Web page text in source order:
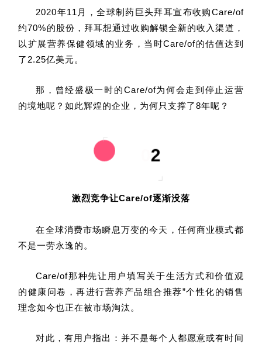
2020年11月，全球制药巨头拜耳宣布收购Care/of
约70%的股份，拜耳想通过收购解锁全新的收入渠道，
以扩展营养保健领域的业务，当时Care/of的估值达到
了2.25亿美元。
那，曾经盛极一时的Care/of为何会走到停止运营
的境地呢？如此辉煌的企业，为何只支撑了8年呢？
2
激烈竞争让Care/of逐渐没落
在全球消费市场瞬息万变的今天，任何商业模式都
不是一劳永逸的。
Care/of那种先让用户填写关于生活方式和价值观
的健康问卷，再进行营养产品组合推荐”个性化的销售
理念如今也正在被市场淘汰。
对此，有用户指出：并不是每个人都愿意或有时间